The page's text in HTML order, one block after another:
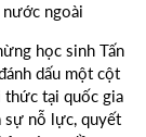
ngoài
học sinh Tấn
dấu một cột
thức tại quốc gia
sự nỗ lực, quyết